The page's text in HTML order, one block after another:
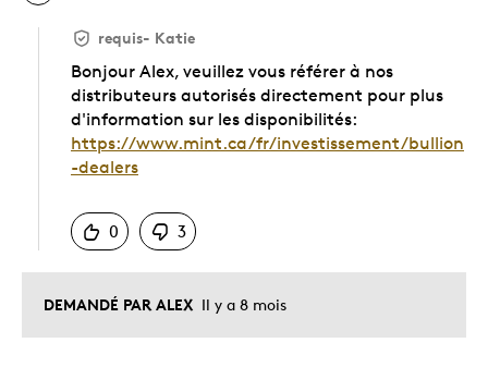
DEMANDÉ PAR ALEX Il y a 8 mois
requis- Katie
Bonjour Alex, veuillez vous référer à nos
distributeurs autorisés directement pour plus
d'information sur les disponibilités:
https://www.mint.ca/fr/investissement/bullion
-dealers
0
3